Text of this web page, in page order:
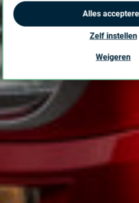
Alles
Zelf instellen
Weigeren